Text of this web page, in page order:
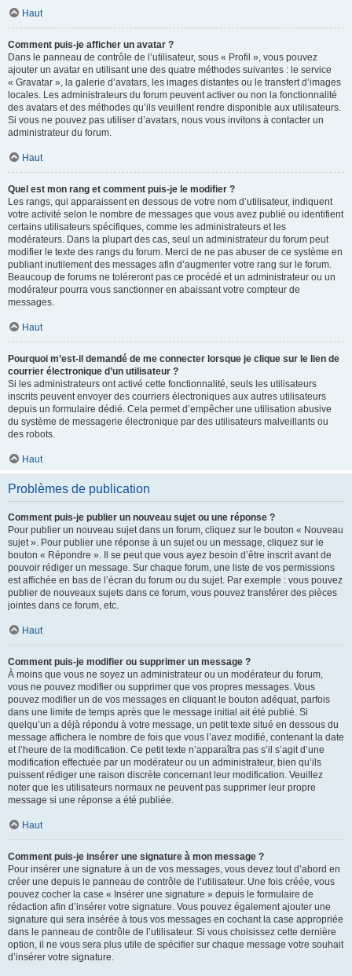
Haut
Comment puis-je afficher un avatar ?
Dans le panneau de contrôle de l’utilisateur, sous « Profil », vous pouvez
ajouter un avatar en utilisant une des quatre méthodes suivantes : le service
« Gravatar », la galerie d’avatars, les images distantes ou le transfert d’images
locales. Les administrateurs du forum peuvent activer ou non la fonctionnalité
des avatars et des méthodes qu’ils veuillent rendre disponible aux utilisateurs.
Si vous ne pouvez pas utiliser d’avatars, nous vous invitons à contacter un
administrateur du forum.
Haut
Quel est mon rang et comment puis-je le modifier ?
Les rangs, qui apparaissent en dessous de votre nom d’utilisateur, indiquent
votre activité selon le nombre de messages que vous avez publié ou identifient
certains utilisateurs spécifiques, comme les administrateurs et les
modérateurs. Dans la plupart des cas, seul un administrateur du forum peut
modifier le texte des rangs du forum. Merci de ne pas abuser de ce système en
publiant inutilement des messages afin d’augmenter votre rang sur le forum.
Beaucoup de forums ne toléreront pas ce procédé et un administrateur ou un
modérateur pourra vous sanctionner en abaissant votre compteur de
messages.
Haut
Pourquoi m’est-il demandé de me connecter lorsque je clique sur le lien de
courrier électronique d’un utilisateur ?
Si les administrateurs ont activé cette fonctionnalité, seuls les utilisateurs
inscrits peuvent envoyer des courriers électroniques aux autres utilisateurs
depuis un formulaire dédié. Cela permet d’empêcher une utilisation abusive
du système de messagerie électronique par des utilisateurs malveillants ou
des robots.
Haut
Problèmes de publication
Comment puis-je publier un nouveau sujet ou une réponse ?
Pour publier un nouveau sujet dans un forum, cliquez sur le bouton « Nouveau
sujet ». Pour publier une réponse à un sujet ou un message, cliquez sur le
bouton « Répondre ». Il se peut que vous ayez besoin d’être inscrit avant de
pouvoir rédiger un message. Sur chaque forum, une liste de vos permissions
est affichée en bas de l’écran du forum ou du sujet. Par exemple : vous pouvez
publier de nouveaux sujets dans ce forum, vous pouvez transférer des pièces
jointes dans ce forum, etc.
Haut
Comment puis-je modifier ou supprimer un message ?
À moins que vous ne soyez un administrateur ou un modérateur du forum,
vous ne pouvez modifier ou supprimer que vos propres messages. Vous
pouvez modifier un de vos messages en cliquant le bouton adéquat, parfois
dans une limite de temps après que le message initial ait été publié. Si
quelqu’un a déjà répondu à votre message, un petit texte situé en dessous du
message affichera le nombre de fois que vous l’avez modifié, contenant la date
et l’heure de la modification. Ce petit texte n’apparaîtra pas s’il s’agit d’une
modification effectuée par un modérateur ou un administrateur, bien qu’ils
puissent rédiger une raison discrète concernant leur modification. Veuillez
noter que les utilisateurs normaux ne peuvent pas supprimer leur propre
message si une réponse a été publiée.
Haut
Comment puis-je insérer une signature à mon message ?
Pour insérer une signature à un de vos messages, vous devez tout d’abord en
créer une depuis le panneau de contrôle de l’utilisateur. Une fois créée, vous
pouvez cocher la case « Insérer une signature » depuis le formulaire de
rédaction afin d’insérer votre signature. Vous pouvez également ajouter une
signature qui sera insérée à tous vos messages en cochant la case appropriée
dans le panneau de contrôle de l’utilisateur. Si vous choisissez cette dernière
option, il ne vous sera plus utile de spécifier sur chaque message votre souhait
d’insérer votre signature.